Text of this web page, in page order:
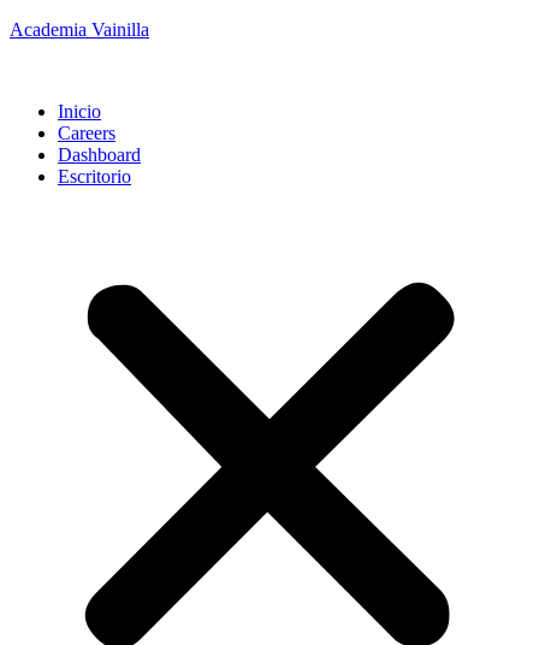
Academia Vainilla
Inicio
Careers
Dashboard
Escritorio